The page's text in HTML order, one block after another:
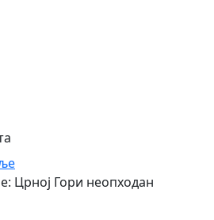
Црној Гори неопходан